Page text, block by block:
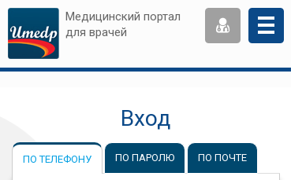
Медицинский портал
для врачей
Вход
ПО ТЕЛЕФОНУ ПО ПАРОЛЮ ПО ПОЧТЕ